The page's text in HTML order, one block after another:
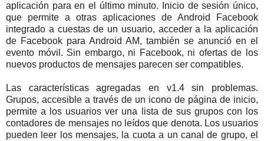
aplicación para en el último minuto. Inicio de sesión único,
que permite a otras aplicaciones de Android Facebook
integrado a cuestas de un usuario, acceder a la aplicación
de Facebook para Android AM, también se anunció en el
evento móvil. Sin embargo, ni Facebook, ni ofertas de los
nuevos productos de mensajes parecen ser compatibles.
Las características agregadas en v1.4 sin problemas.
Grupos, accesible a través de un icono de página de inicio,
permite a los usuarios ver una lista de sus grupos con los
contadores de mensajes no leídos que denota. Los usuarios
pueden leer los mensajes, la cuota a un canal de grupo, el